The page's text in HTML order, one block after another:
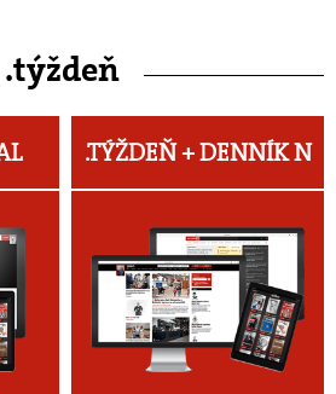
.TÝŽDEŇ +DENNÍK N